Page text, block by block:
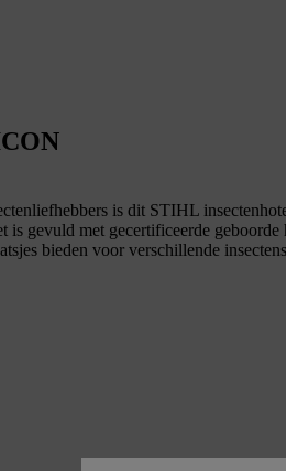
is dit STIHL
is gevuld met gecertificeerde
bieden voor verschillende